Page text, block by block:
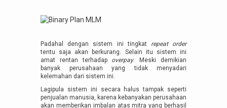
Padahal dengan sistem ini tingkat repeat order
tentu saja akan berkurang. Selain itu sistem ini
amat rentan terhadap overpay. Meski demikian
banyak perusahaan yang tidak menyadari
kelemahan dari sistem ini.
Lagipula sistem ini secara halus tampak seperti
penjualan manusia, karena kebanyakan perusahaan
akan memberikan imbalan atas mitra yang berhasil